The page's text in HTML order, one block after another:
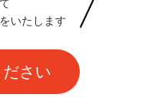
いたします
さい